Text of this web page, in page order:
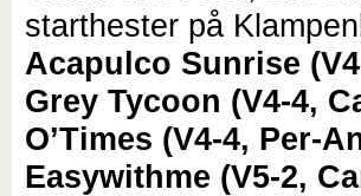
starthester på
Acapulco Sunrise
Grey Tycoon (V4-4,
O’Times (V4-4, Per-
Easywithme (V5-2,